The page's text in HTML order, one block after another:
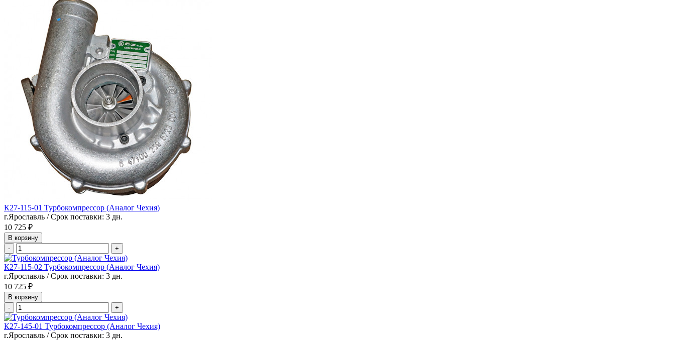
К27-115-01 Турбокомпрессор (Аналог Чехия)
г.Ярославль / Срок поставки: 3 дн.
10 725 ₽
В корзину
-
+
К27-115-02 Турбокомпрессор (Аналог Чехия)
г.Ярославль / Срок поставки: 3 дн.
10 725 ₽
В корзину
-
+
К27-145-01 Турбокомпрессор (Аналог Чехия)
г.Ярославль / Срок поставки: 3 дн.